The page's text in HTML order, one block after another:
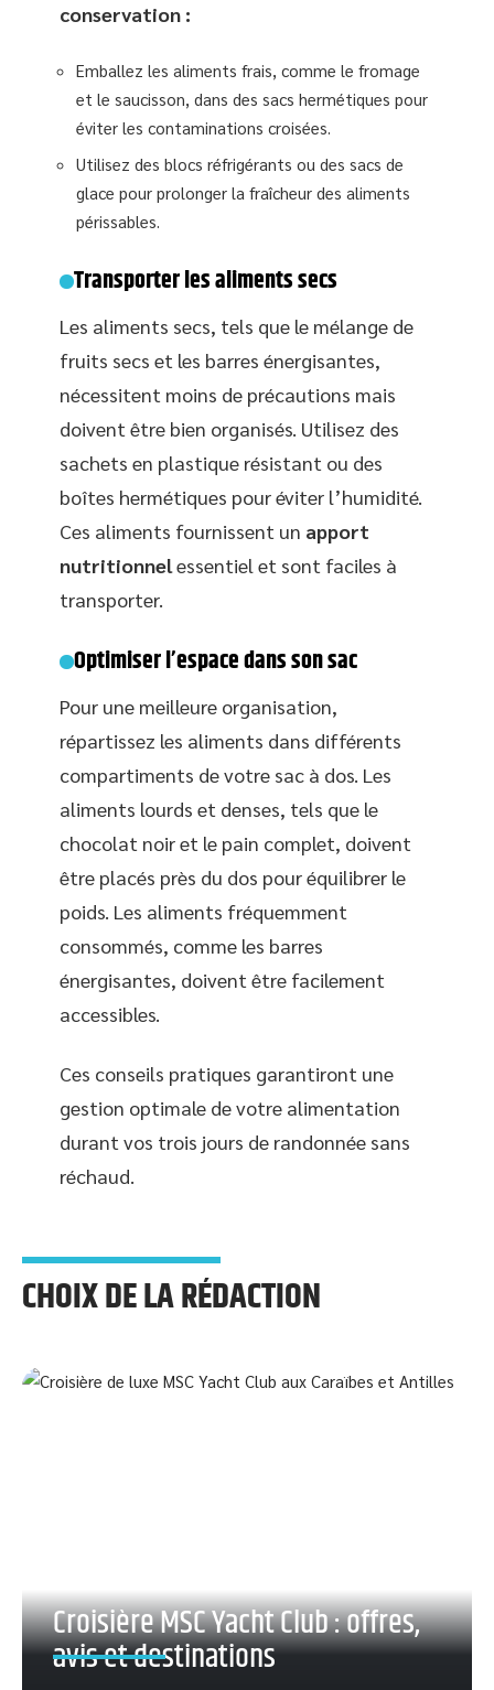
conservation :
Emballez les aliments frais, comme le fromage
et le saucisson, dans des sacs hermétiques pour
éviter les contaminations croisées.
Utilisez des blocs réfrigérants ou des sacs de
glace pour prolonger la fraîcheur des aliments
périssables.
Transporter les aliments secs
Les aliments secs, tels que le mélange de
fruits secs et les barres énergisantes,
nécessitent moins de précautions mais
doivent être bien organisés. Utilisez des
sachets en plastique résistant ou des
boîtes hermétiques pour éviter l’humidité.
Ces aliments fournissent un apport
nutritionnelessentiel et sont faciles à
transporter.
Optimiser l’espace dans son sac
Pour une meilleure organisation,
répartissez les aliments dans différents
compartiments de votre sac à dos. Les
aliments lourds et denses, tels que le
chocolat noir et le pain complet, doivent
être placés près du dos pour équilibrer le
poids. Les aliments fréquemment
consommés, comme les barres
énergisantes, doivent être facilement
accessibles.
Ces conseils pratiques garantiront une
gestion optimale de votre alimentation
durant vos trois jours de randonnée sans
réchaud.
CHOIX DE LA RÉDACTION
Croisière MSC Yacht Club : offres,
avis et destinations